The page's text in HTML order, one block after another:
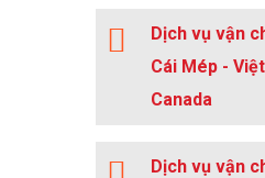
Dịch vụ vận
Cái Mép -
Canada
Dịch vụ vận